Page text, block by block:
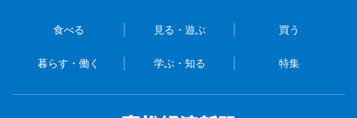
食べる 見る・遊ぶ 買う
暮らす・働く 学ぶ・知る 特集